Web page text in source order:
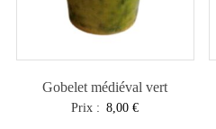
Gobelet médiéval vert
Prix : 8,00€